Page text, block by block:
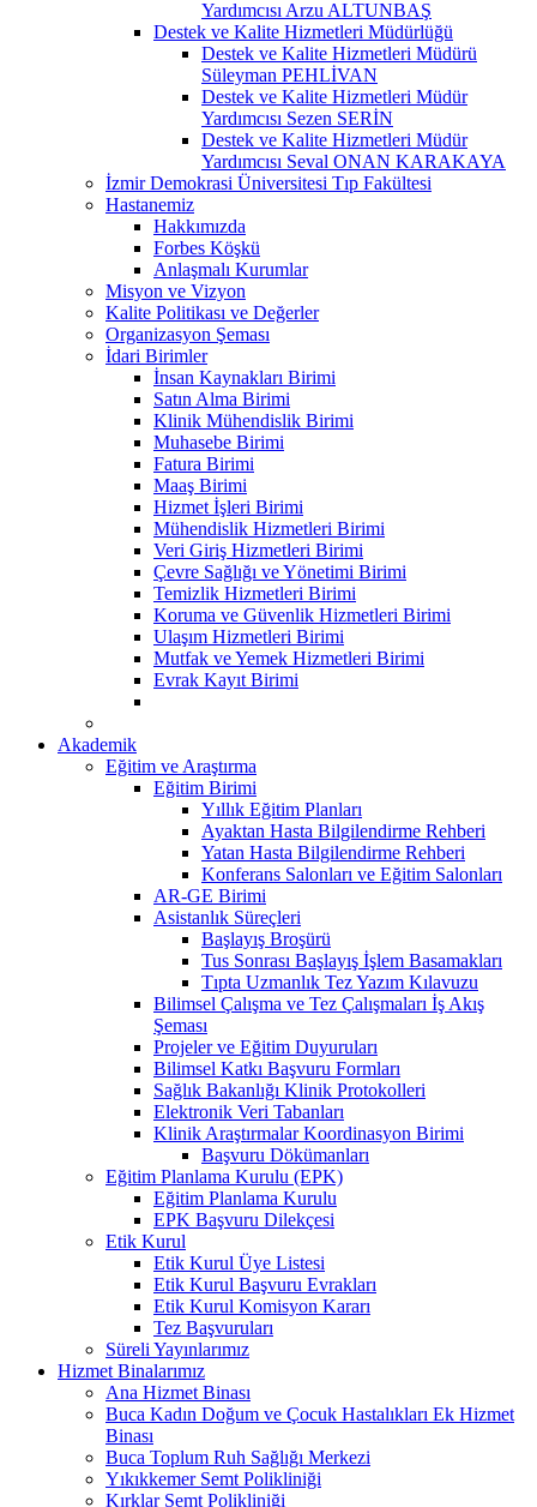
Yardımcısı Arzu ALTUNBAŞ
Destek ve Kalite Hizmetleri Müdürlüğü
Destek ve Kalite Hizmetleri Müdürü
Süleyman PEHLİVAN
Destek ve Kalite Hizmetleri Müdür
Yardımcısı Sezen SERİN
Destek ve Kalite Hizmetleri Müdür
Yardımcısı Seval ONAN KARAKAYA
İzmir Demokrasi Üniversitesi Tıp Fakültesi
Hastanemiz
Hakkımızda
Forbes Köşkü
Anlaşmalı Kurumlar
Misyon ve Vizyon
Kalite Politikası ve Değerler
Organizasyon Şeması
İdari Birimler
İnsan Kaynakları Birimi
Satın Alma Birimi
Klinik Mühendislik Birimi
Muhasebe Birimi
Fatura Birimi
Maaş Birimi
Hizmet İşleri Birimi
Mühendislik Hizmetleri Birimi
Veri Giriş Hizmetleri Birimi
Çevre Sağlığı ve Yönetimi Birimi
Temizlik Hizmetleri Birimi
Koruma ve Güvenlik Hizmetleri Birimi
Ulaşım Hizmetleri Birimi
Mutfak ve Yemek Hizmetleri Birimi
Evrak Kayıt Birimi
Akademik
Eğitim ve Araştırma
Eğitim Birimi
Yıllık Eğitim Planları
Ayaktan Hasta Bilgilendirme Rehberi
Yatan Hasta Bilgilendirme Rehberi
Konferans Salonları ve Eğitim Salonları
AR-GE Birimi
Asistanlık Süreçleri
Başlayış Broşürü
Tus Sonrası Başlayış İşlem Basamakları
Tıpta Uzmanlık Tez Yazım Kılavuzu
Bilimsel Çalışma ve Tez Çalışmaları İş Akış
Şeması
Projeler ve Eğitim Duyuruları
Bilimsel Katkı Başvuru Formları
Sağlık Bakanlığı Klinik Protokolleri
Elektronik Veri Tabanları
Klinik Araştırmalar Koordinasyon Birimi
Başvuru Dökümanları
Eğitim Planlama Kurulu (EPK)
Eğitim Planlama Kurulu
EPK Başvuru Dilekçesi
Etik Kurul
Etik Kurul Üye Listesi
Etik Kurul Başvuru Evrakları
Etik Kurul Komisyon Kararı
Tez Başvuruları
Süreli Yayınlarımız
Hizmet Binalarımız
Ana Hizmet Binası
Buca Kadın Doğum ve Çocuk Hastalıkları Ek Hizmet
Binası
Buca Toplum Ruh Sağlığı Merkezi
Yıkıkkemer Semt Polikliniği
Kırklar Semt Polikliniği